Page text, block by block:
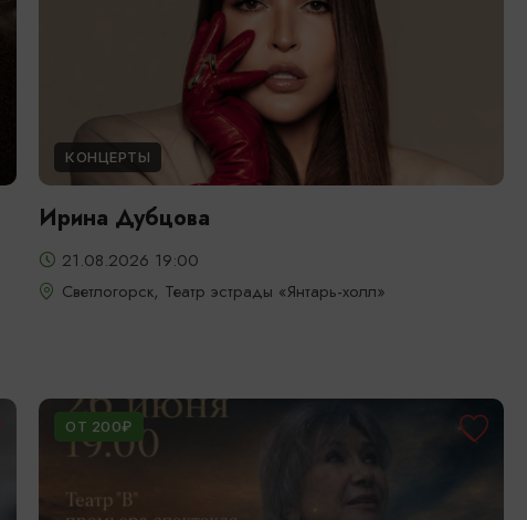
КОНЦЕРТЫ
Ирина Дубцова
21.08.2026 19:00
Светлогорск, Театр эстрады «Янтарь-холл»
ОТ 200₽